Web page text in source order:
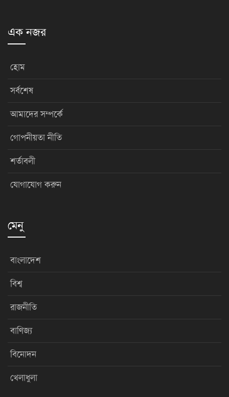
এক নজর
হোম
সর্বশেষ
আমাদের সম্পর্কে
গোপনীয়তা নীতি
শর্তাবলী
যোগাযোগ করুন
মেনু
বাংলাদেশ
বিশ্ব
রাজনীতি
বাণিজ্য
বিনোদন
খেলাধুলা